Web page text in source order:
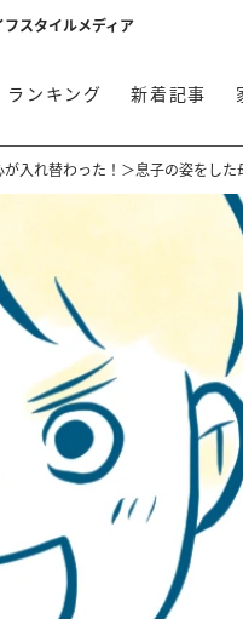
フスタイルメディア
ランキング 新着記事
入れ替わった！＞息子の姿をし